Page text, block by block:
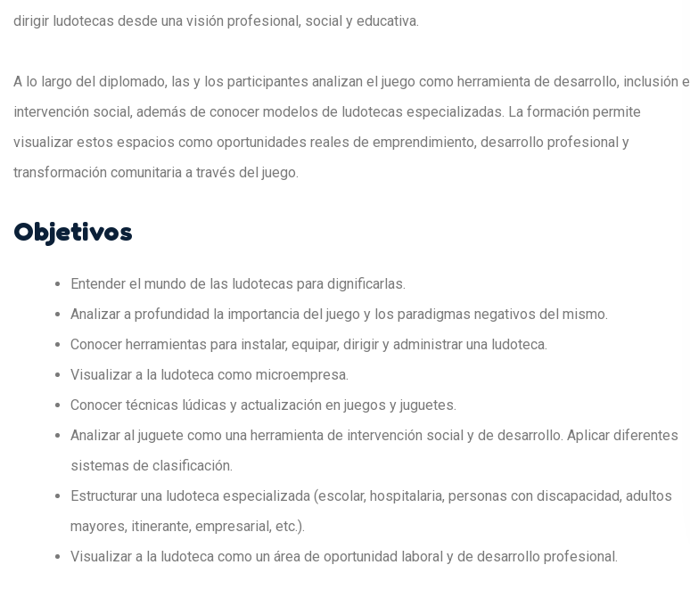
dirigir ludotecas desde una visión profesional, social y educativa.
A lo largo del diplomado, las y los participantes analizan el juego como herramienta de desarrollo, inclusión e
intervención social, además de conocer modelos de ludotecas especializadas. La formación permite
visualizar estos espacios como oportunidades reales de emprendimiento, desarrollo profesional y
transformación comunitaria a través del juego.
Objetivos
Entender el mundo de las ludotecas para dignificarlas.
Analizar a profundidad la importancia del juego y los paradigmas negativos del mismo.
Conocer herramientas para instalar, equipar, dirigir y administrar una ludoteca.
Visualizar a la ludoteca como microempresa.
Conocer técnicas lúdicas y actualización en juegos y juguetes.
Analizar al juguete como una herramienta de intervención social y de desarrollo. Aplicar diferentes
sistemas de clasificación.
Estructurar una ludoteca especializada (escolar, hospitalaria, personas con discapacidad, adultos
mayores, itinerante, empresarial, etc.).
Visualizar a la ludoteca como un área de oportunidad laboral y de desarrollo profesional.